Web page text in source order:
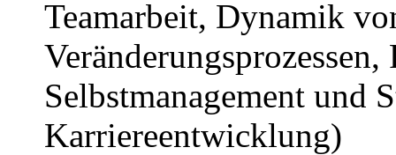
Teamarbeit, Dynamik
Selbstmanagement und
Karriereentwicklung)